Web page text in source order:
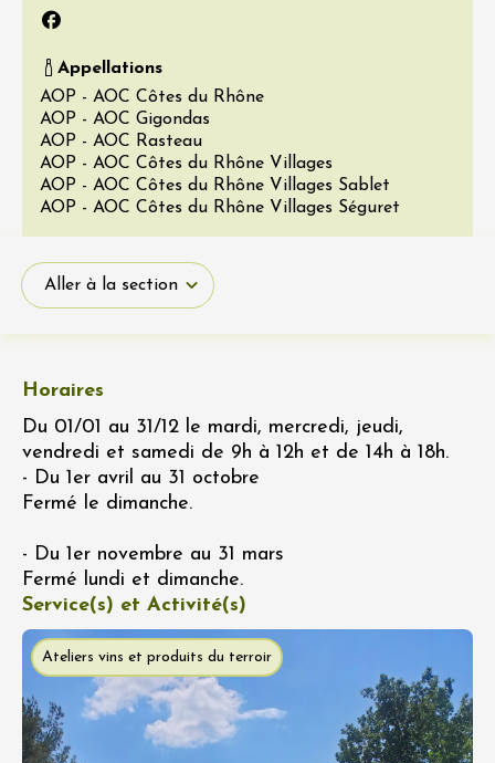
Facebook
Appellations
AOP - AOC Côtes du Rhône
AOP - AOC Gigondas
AOP - AOC Rasteau
AOP - AOC Côtes du Rhône Villages
AOP - AOC Côtes du Rhône Villages Sablet
AOP - AOC Côtes du Rhône Villages Séguret
Aller à la section
Horaires
Du 01/01 au 31/12 le mardi, mercredi, jeudi,
vendredi et samedi de 9h à 12h et de 14h à 18h.
- Du 1er avril au 31 octobre
Fermé le dimanche.
- Du 1er novembre au 31 mars
Fermé lundi et dimanche.
Service(s) et Activité(s)
Ateliers vins et produits du terroir